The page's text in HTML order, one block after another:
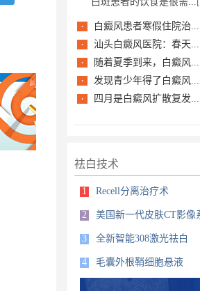
· 白癜风患者寒假住院治...
· 汕头白癜风医院：春天...
· 随着夏季到来，白癜风...
· 发现青少年得了白癜风...
· 四月是白癜风扩散复发...
祛白技术
1 Recell分离治疗术
2 美国新一代皮肤CT影像
3 全新智能308激光祛白
4 毛囊外根鞘细胞悬液